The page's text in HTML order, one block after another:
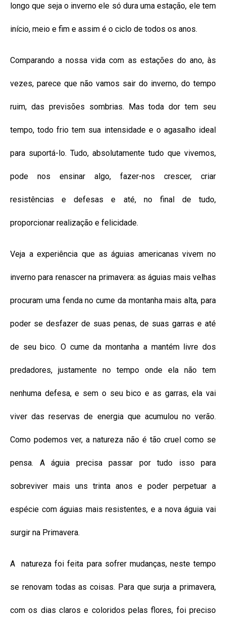
longo que seja o inverno ele só dura uma estação, ele tem
início, meio e fim e assim é o ciclo de todos os anos.
Comparando a nossa vida com as estações do ano, às
vezes, parece que não vamos sair do inverno, do tempo
ruim, das previsões sombrias. Mas toda dor tem seu
tempo, todo frio tem sua intensidade e o agasalho ideal
para suportá-lo. Tudo, absolutamente tudo que vivemos,
pode nos ensinar algo, fazer-nos crescer, criar
resistências e defesas e até, no final de tudo,
proporcionar realização e felicidade.
Veja a experiência que as águias americanas vivem no
inverno para renascer na primavera: as águias mais velhas
procuram uma fenda no cume da montanha mais alta, para
poder se desfazer de suas penas, de suas garras e até
de seu bico. O cume da montanha a mantém livre dos
predadores, justamente no tempo onde ela não tem
nenhuma defesa, e sem o seu bico e as garras, ela vai
viver das reservas de energia que acumulou no verão.
Como podemos ver, a natureza não é tão cruel como se
pensa. A águia precisa passar por tudo isso para
sobreviver mais uns trinta anos e poder perpetuar a
espécie com águias mais resistentes, e a nova águia vai
surgir na Primavera.
A natureza foi feita para sofrer mudanças, neste tempo
se renovam todas as coisas. Para que surja a primavera,
com os dias claros e coloridos pelas flores, foi preciso